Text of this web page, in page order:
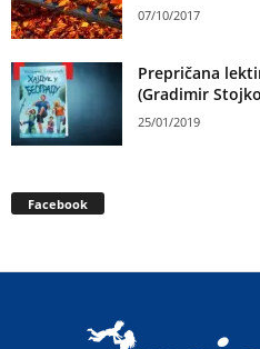
07/10/2017
Prepričana
(Gradimir
25/01/2019
Facebook